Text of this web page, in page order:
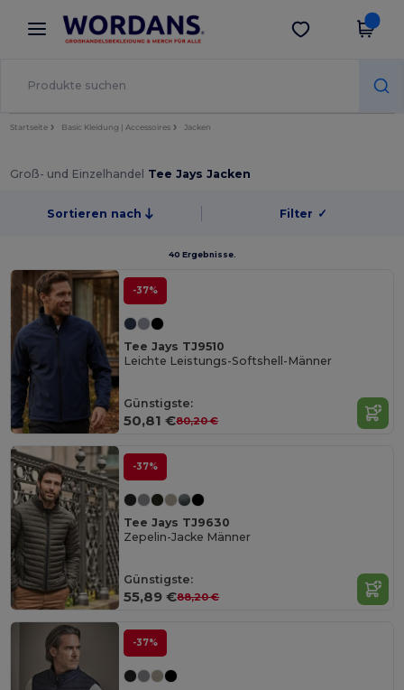
× Wordans App
Bessere Preise in der App!
App holen
Startseite Basic Kleidung | Accessoires Jacken
Groß- und Einzelhandel Tee Jays Jacken
Sortieren nach Filter ✓
40 Ergebnisse.
-37%
Tee Jays TJ9510
Leichte Leistungs-Softshell-Männer
Günstigste:
50,81 €80,20 €
-37%
Tee Jays TJ9630
Zepelin-Jacke Männer
Günstigste:
55,89 €88,20 €
-37%